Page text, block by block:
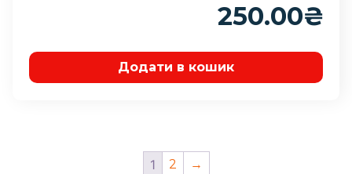
250.00₴
Додати в кошик
1 2 →